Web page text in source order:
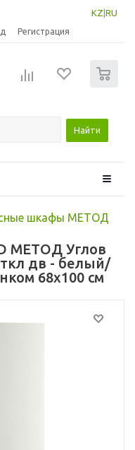
KZ RU
Регистрация
Найти
шкафы МЕТОД
МЕТОД Углов
дв - белый/
68x100 см